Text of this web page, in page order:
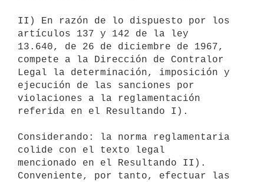
II) En razón de lo dispuesto por los
artículos 137 y 142 de la ley
13.640, de 26 de diciembre de 1967,
compete a la Dirección de Contralor
Legal la determinación, imposición y
ejecución de las sanciones por
violaciones a la reglamentación
referida en el Resultando I).
Considerando: la norma reglamentaria
colide con el texto legal
mencionado en el Resultando II).
Conveniente, por tanto, efectuar las